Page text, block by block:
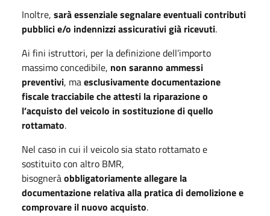
Inoltre, sarà essenziale segnalare eventuali contributi
pubblici e/o indennizzi assicurativi già ricevuti.
Ai fini istruttori, per la definizione dell’importo
massimo concedibile, non saranno ammessi
preventivi, maesclusivamente documentazione
fiscale tracciabile che attesti la riparazione o
l’acquisto del veicolo in sostituzione di quello
rottamato.
Nel caso in cui il veicolo sia stato rottamato e
sostituito con altro BMR,
bisogneràobbligatoriamente allegare la
documentazione relativa alla pratica di demolizione e
comprovare il nuovo acquisto.